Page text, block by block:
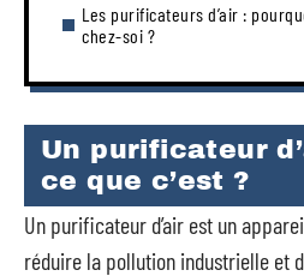
Les purificateurs d’air :
chez-soi ?
Un purificateur
ce que c’est ?
Un purificateur d’air est un
réduire la pollution industrielle et